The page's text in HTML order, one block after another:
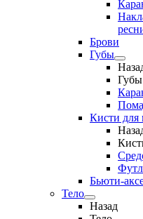
Брови
Губы
Губы
Кисти для
Бьюти-
Тело
Назад